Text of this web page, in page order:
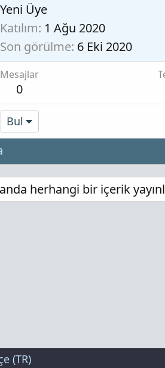
Yeni Üye
Katılım 1 Ağu 2020
Son görülme 6 Eki 2020
Mesajlar
0
Bul
herhangi bir içerik
(TR)